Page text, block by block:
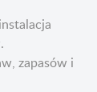
zapasów i